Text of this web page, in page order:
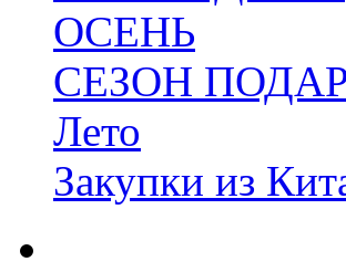
ОСЕНЬ
СЕЗОН
Лето
Закупки из